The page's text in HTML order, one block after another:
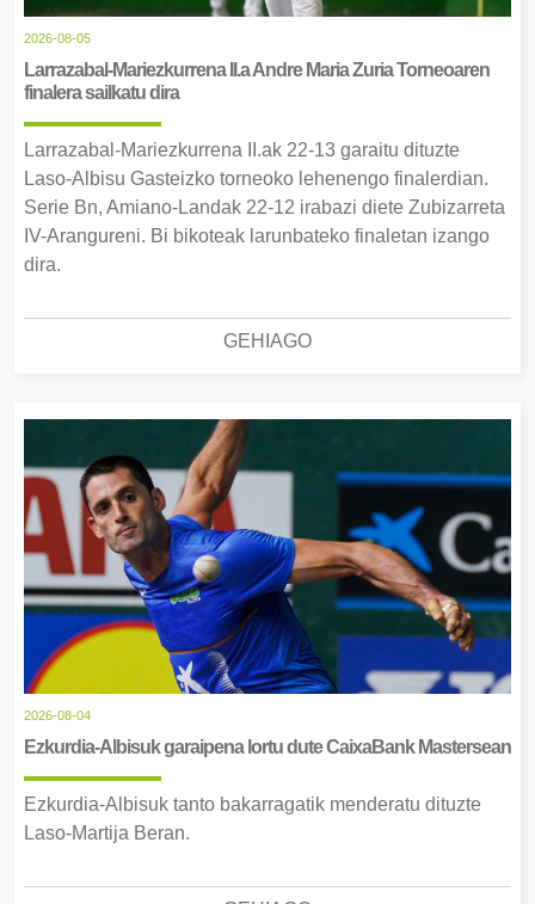
2026-08-05
Larrazabal-Mariezkurrena II.a Andre Maria Zuria Torneoaren
finalera sailkatu dira
Larrazabal-Mariezkurrena II.ak 22-13 garaitu dituzte
Laso-Albisu Gasteizko torneoko lehenengo finalerdian.
Serie Bn, Amiano-Landak 22-12 irabazi diete Zubizarreta
IV-Arangureni. Bi bikoteak larunbateko finaletan izango
dira.
GEHIAGO
2026-08-04
Ezkurdia-Albisuk garaipena lortu dute CaixaBank Mastersean
Ezkurdia-Albisuk tanto bakarragatik menderatu dituzte
Laso-Martija Beran.